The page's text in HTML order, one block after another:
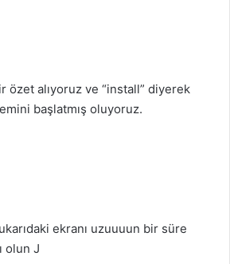
özet alıyoruz ve “install” diyerek
başlatmış oluyoruz.
ekranı uzuuuun bir süre
olun J